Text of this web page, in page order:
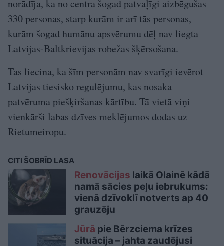
norādīja, ka no centra šogad patvaļīgi aizbēgušas
330 personas, starp kurām ir arī tās personas,
kurām šogad humānu apsvērumu dēļ nav liegta
Latvijas-Baltkrievijas robežas šķērsošana.
Tas liecina, ka šīm personām nav svarīgi ievērot
Latvijas tiesisko regulējumu, kas nosaka
patvēruma piešķiršanas kārtību. Tā vietā viņi
vienkārši labas dzīves meklējumos dodas uz
Rietumeiropu.
CITI ŠOBRĪD LASA
Renovācijas laikā Olainē kādā
namā sācies peļu iebrukums:
vienā dzīvoklī notverts ap 40
grauzēju
Jūrā pie Bērzciema krīzes
situācija – jahta zaudējusi